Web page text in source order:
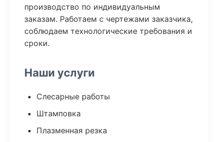
производство по индивидуальным
заказам. Работаем с чертежами заказчика,
соблюдаем технологические требования и
сроки.
Наши услуги
Слесарные работы
Штамповка
Плазменная резка